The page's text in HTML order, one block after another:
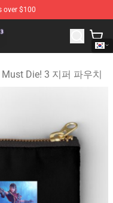
over $100
Orcs Must Die! 3
Must Die! 3 지퍼 파우치